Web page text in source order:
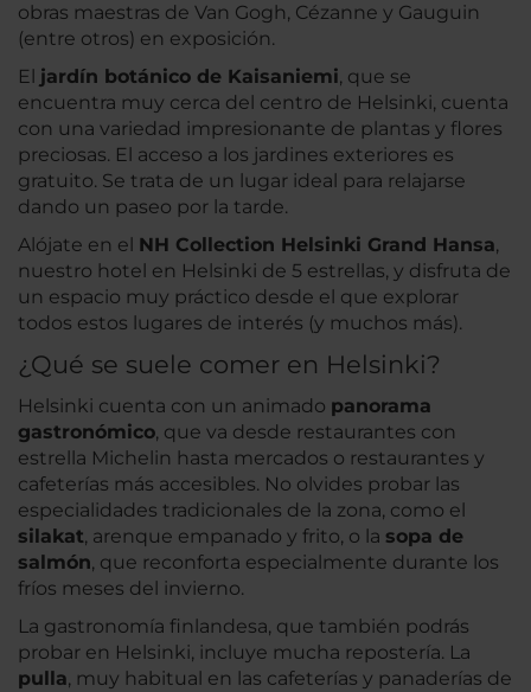
obras maestras de Van Gogh, Cézanne y Gauguin
(entre otros) en exposición.
El jardín botánico de Kaisaniemi, que se
encuentra muy cerca del centro de Helsinki, cuenta
con una variedad impresionante de plantas y flores
preciosas. El acceso a los jardines exteriores es
gratuito. Se trata de un lugar ideal para relajarse
dando un paseo por la tarde.
Alójate en el NH Collection Helsinki Grand Hansa,
nuestro hotel en Helsinki de 5 estrellas, y disfruta de
un espacio muy práctico desde el que explorar
todos estos lugares de interés (y muchos más).
¿Qué se suele comer en Helsinki?
Helsinki cuenta con un animado panorama
gastronómico, que va desde restaurantes con
estrella Michelin hasta mercados o restaurantes y
cafeterías más accesibles. No olvides probar las
especialidades tradicionales de la zona, como el
silakat, arenque empanado y frito, o la sopa de
salmón, que reconforta especialmente durante los
fríos meses del invierno.
La gastronomía finlandesa, que también podrás
probar en Helsinki, incluye mucha repostería. La
pulla, muy habitual en las cafeterías y panaderías de